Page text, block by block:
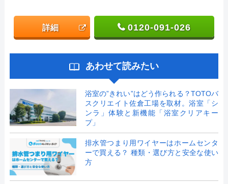
詳細 0120-091-026
あわせて読みたい
浴室の”きれい”はどう作られる？TOTOバ
スクリエイト佐倉工場を取材。浴室「シ
ンラ」体験と新機能「浴室クリアキー
プ」
排水管つまり用ワイヤーはホームセンタ
ーで買える？ 種類・選び方と安全な使い
方